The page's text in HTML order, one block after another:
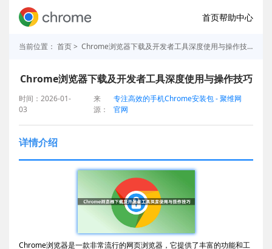
首页帮助中心
当前位置： 首页> Chrome浏览器下载及开发者工具深度使用与操作技巧
Chrome浏览器下载及开发者工具深度使用与操作技巧
时间：2026-01-
03
来
源：
专注高效的手机Chrome安装包 - 聚维网
官网
详情介绍
Chrome浏览器是一款非常流行的网页浏览器，它提供了丰富的功能和工